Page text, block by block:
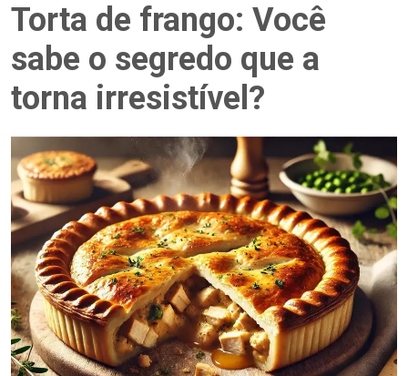
Torta de frango: Você
sabe o segredo que a
torna irresistível?